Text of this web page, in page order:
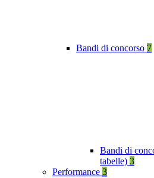
Bandi di concorso 7
Bandi di
tabelle) 3
Performance 3